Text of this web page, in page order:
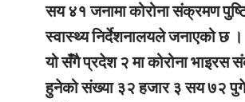
सय ४१ जनामा कोरोना संक्रमण
स्वास्थ्य निर्देशनालयले जनाएको छ ।
यो सँगै प्रदेश २ मा कोरोना भाइरस
हुनेको संख्या ३२ हजार ३ सय ७२